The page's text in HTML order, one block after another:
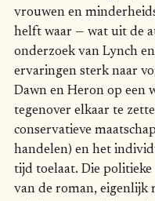
vrouwen en
helft waar — wat uit de
onderzoek van Lynch
ervaringen sterk naar
Dawn en Heron op een
tegenover elkaar te
conservatieve
handelen) en het
tijd toelaat. Die
van de roman, eigenlijk